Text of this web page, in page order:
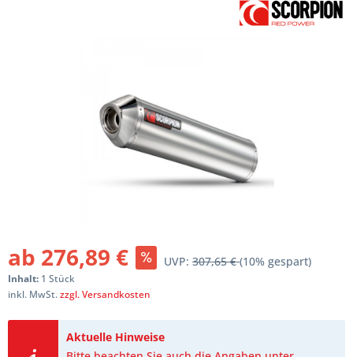
ab 276,89 € UVP: 307,65 €(10% gespart)
Inhalt: 1 Stück
inkl. MwSt.zzgl. Versandkosten
Aktuelle Hinweise